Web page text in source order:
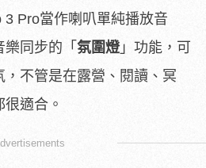
Pro當作喇叭單純播放音
同步的「 氛圍燈」功能，可
不管是在露營、閱讀、冥
適合。